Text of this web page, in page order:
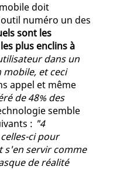
doit
numéro un des
sont les
plus enclins à
dans un
et ceci
appel et même
de 48% des
semble
: "4
ci pour
s'en servir comme
de réalité